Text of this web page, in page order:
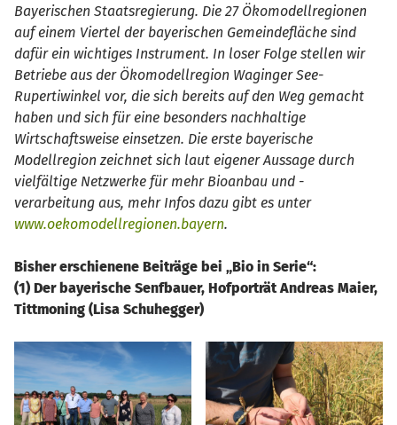
Bayerischen Staatsregierung. Die 27 Ökomodellregionen
auf einem Viertel der bayerischen Gemeindefläche sind
dafür ein wichtiges Instrument. In loser Folge stellen wir
Betriebe aus der Ökomodellregion Waginger See-
Rupertiwinkel vor, die sich bereits auf den Weg gemacht
haben und sich für eine besonders nachhaltige
Wirtschaftsweise einsetzen. Die erste bayerische
Modellregion zeichnet sich laut eigener Aussage durch
vielfältige Netzwerke für mehr Bioanbau und -
verarbeitung aus, mehr Infos dazu gibt es unter
www.oekomodellregionen.bayern.
Bisher erschienene Beiträge bei „Bio in Serie“:
(1) Der bayerische Senfbauer, Hofporträt Andreas Maier,
Tittmoning (Lisa Schuhegger)